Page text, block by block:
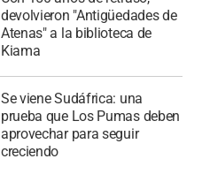
devolvieron "Antigüedades de
Atenas" a la biblioteca de
Kiama
Se viene Sudáfrica: una
prueba que Los Pumas deben
aprovechar para seguir
creciendo